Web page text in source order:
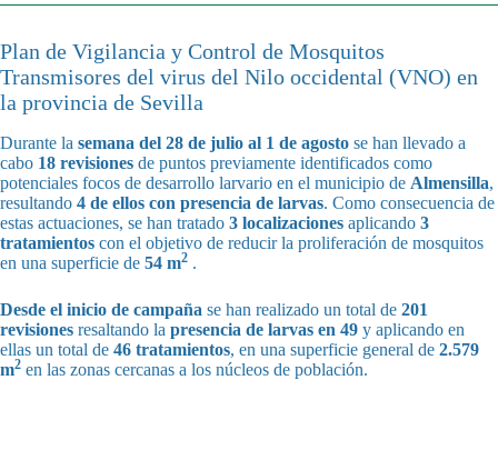
Plan de Vigilancia y Control de Mosquitos
Transmisores del virus del Nilo occidental (VNO) en
la provincia de Sevilla
Durante la semana del 28 de julio al 1 de agosto se han llevado a
cabo 18 revisiones de puntos previamente identificados como
potenciales focos de desarrollo larvario en el municipio de Almensilla,
resultando 4 de ellos con presencia de larvas. Como consecuencia de
estas actuaciones, se han tratado 3 localizaciones aplicando 3
tratamientos con el objetivo de reducir la proliferación de mosquitos
en una superficie de 54 m2 .
Desde el inicio de campaña se han realizado un total de 201
revisiones resaltando la presencia de larvas en 49 y aplicando en
ellas un total de 46 tratamientos, en una superficie general de 2.579
m2 en las zonas cercanas a los núcleos de población.